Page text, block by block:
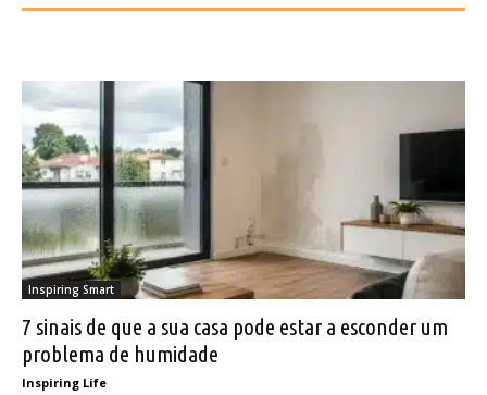
Inspiring Smart
7 sinais de que a sua casa pode estar a esconder um
problema de humidade
Inspiring Life